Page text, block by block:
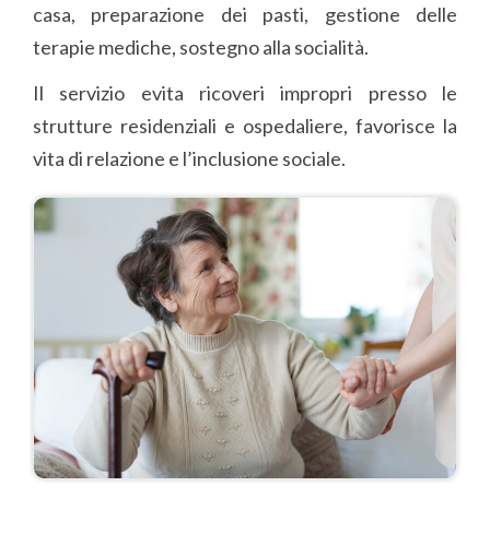
casa, preparazione dei pasti, gestione delle
terapie mediche, sostegno alla socialità.
Il servizio evita ricoveri impropri presso le
strutture residenziali e ospedaliere, favorisce la
vita di relazione e l’inclusione sociale.